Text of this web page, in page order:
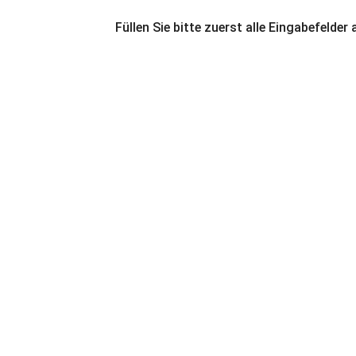
Füllen Sie bitte zuerst alle Eingabefelder